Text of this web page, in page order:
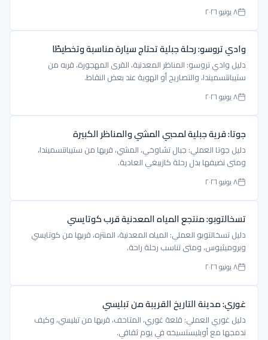
٨ يونيو ٢٠٢٦
وادي تروسو: رحلة جبلية تحتاج سيارة مناسبة وتخطيطًا
دليل وادي تروسو: المناظر المعدنية، القرى المهجورة، قربه من
ستيبانتسميندا، والتصاريح أو الهوية عند بعض النقاط.
٨ يونيو ٢٠٢٦
جوتا: قرية جبلية لمحبي المشي والمناظر الكبيرة
دليل جوتا العملي: جبال تشاوخي، المشي، قربها من ستيبانتسميندا،
ومتى نضيفها بدل رحلة كازبيغي العادية.
٨ يونيو ٢٠٢٦
تسخالتوبو: منتجع المياه المعدنية قرب كوتايسي
دليل تسخالتوبو العملي: المياه المعدنية، المنتزه، قربها من كوتايسي
وبروميثيوس، ومتى تناسب رحلة راحة.
٨ يونيو ٢٠٢٦
غوري: مدينة التاريخ القريبة من تبليسي
دليل غوري العملي: قلعة غوري، المتاحف، قربها من تبليسي، وكيف
ندمجها مع أوبليستسيخه في يوم ثقافي.